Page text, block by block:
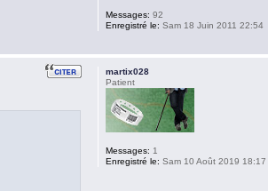
Messages: 92
Enregistré le: Sam 18 Juin 2011 22:54
martix028
Patient
Messages: 1
Enregistré le: Sam 10 Août 2019 18:17